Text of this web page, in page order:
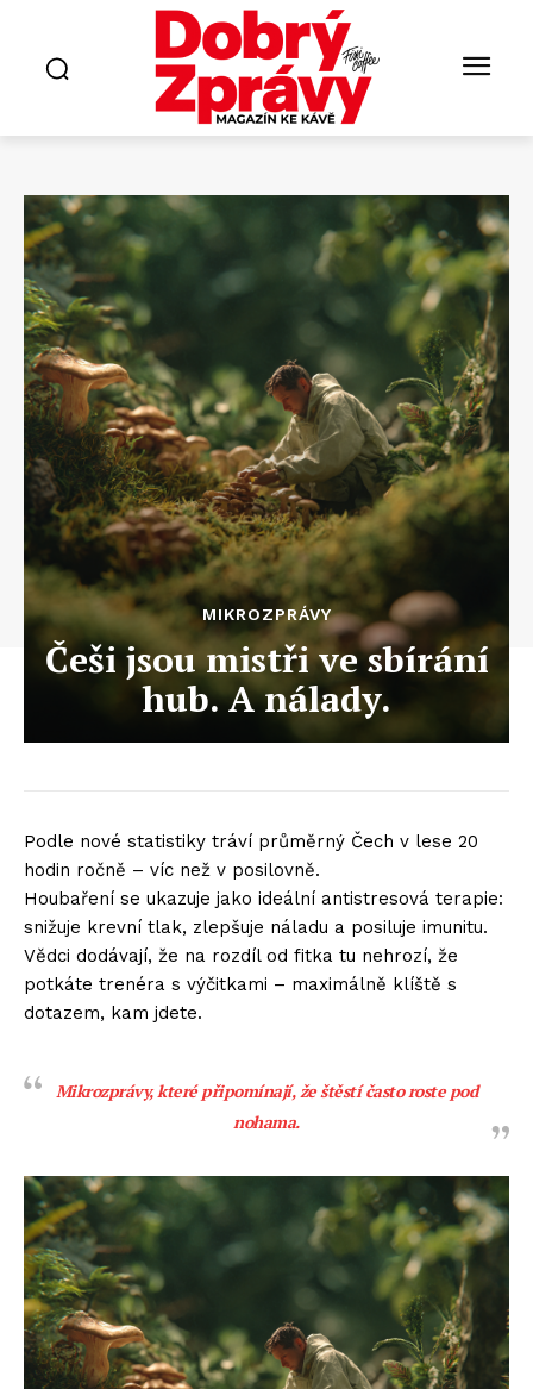
MIKROZPRÁVY
Češi jsou mistři ve sbírání
hub. A nálady.
Podle nové statistiky tráví průměrný Čech v lese 20
hodin ročně – víc než v posilovně.
Houbaření se ukazuje jako ideální antistresová terapie:
snižuje krevní tlak, zlepšuje náladu a posiluje imunitu.
Vědci dodávají, že na rozdíl od fitka tu nehrozí, že
potkáte trenéra s výčitkami – maximálně klíště s
dotazem, kam jdete.
Mikrozprávy, které připomínají, že štěstí často roste pod
nohama.